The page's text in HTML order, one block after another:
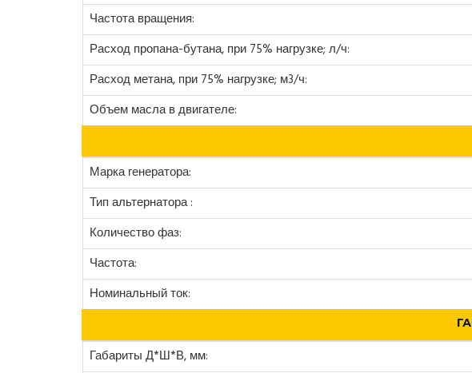
Частота вращения:
Расход пропана-бутана, при 75% нагрузке; л/ч:
Расход метана, при 75% нагрузке; м3/ч:
Объем масла в двигателе:
Марка генератора:
Тип альтернатора :
Количество фаз:
Частота:
Номинальный ток:
Габариты Д*Ш*В, мм: